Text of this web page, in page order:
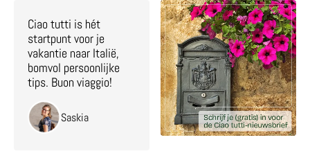
Ciao tutti is hét
startpunt voor je
vakantie naar Italië,
bomvol persoonlijke
tips. Buon viaggio!
Saskia